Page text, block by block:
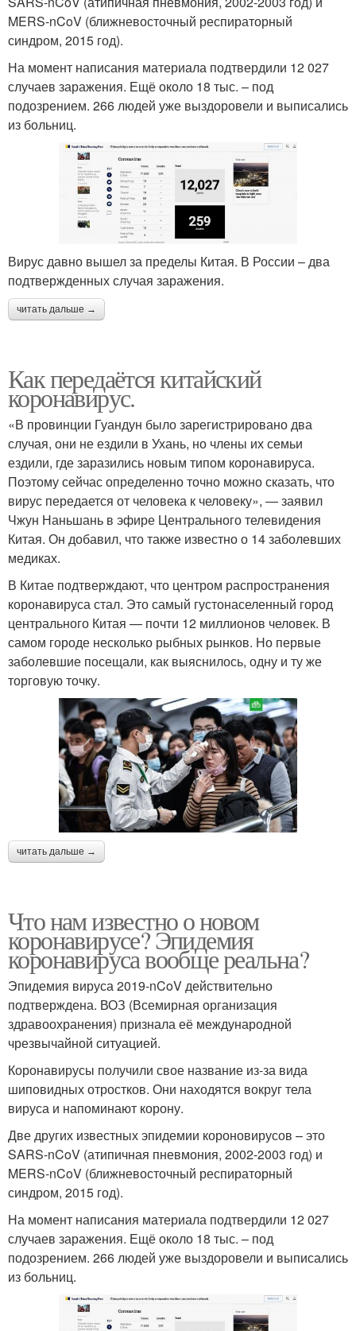
MERS-nCoV (ближневосточный респираторный
синдром, 2015 год).
На момент написания материала подтвердили 12 027
случаев заражения. Ещё около 18 тыс. – под
подозрением. 266 людей уже выздоровели и выписались
из больниц.
Вирус давно вышел за пределы Китая. В России – два
подтвержденных случая заражения.
читать дальше →
Как передаётся китайский
коронавирус.
«В провинции Гуандун было зарегистрировано два
случая, они не ездили в Ухань, но члены их семьи
ездили, где заразились новым типом коронавируса.
Поэтому сейчас определенно точно можно сказать, что
вирус передается от человека к человеку», — заявил
Чжун Наньшань в эфире Центрального телевидения
Китая. Он добавил, что также известно о 14 заболевших
медиках.
В Китае подтверждают, что центром распространения
коронавируса стал. Это самый густонаселенный город
центрального Китая — почти 12 миллионов человек. В
самом городе несколько рыбных рынков. Но первые
заболевшие посещали, как выяснилось, одну и ту же
торговую точку.
читать дальше →
Что нам известно о новом
коронавирусе? Эпидемия
коронавируса вообще реальна?
Эпидемия вируса 2019-nCoV действительно
подтверждена. ВОЗ (Всемирная организация
здравоохранения) признала её международной
чрезвычайной ситуацией.
Коронавирусы получили свое название из-за вида
шиповидных отростков. Они находятся вокруг тела
вируса и напоминают корону.
Две других известных эпидемии короновирусов – это
SARS-nCoV (атипичная пневмония, 2002-2003 год) и
MERS-nCoV (ближневосточный респираторный
синдром, 2015 год).
На момент написания материала подтвердили 12 027
случаев заражения. Ещё около 18 тыс. – под
подозрением. 266 людей уже выздоровели и выписались
из больниц.